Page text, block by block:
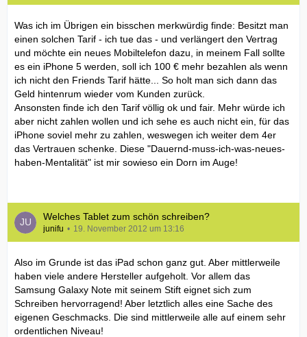
Was ich im Übrigen ein bisschen merkwürdig finde: Besitzt man
einen solchen Tarif - ich tue das - und verlängert den Vertrag
und möchte ein neues Mobiltelefon dazu, in meinem Fall sollte
es ein iPhone 5 werden, soll ich 100 € mehr bezahlen als wenn
ich nicht den Friends Tarif hätte... So holt man sich dann das
Geld hintenrum wieder vom Kunden zurück.
Ansonsten finde ich den Tarif völlig ok und fair. Mehr würde ich
aber nicht zahlen wollen und ich sehe es auch nicht ein, für das
iPhone soviel mehr zu zahlen, weswegen ich weiter dem 4er
das Vertrauen schenke. Diese "Dauernd-muss-ich-was-neues-
haben-Mentalität" ist mir sowieso ein Dorn im Auge!
Welches Tablet zum schön schreiben?
junifu 19. November 2012 um 13:16
Also im Grunde ist das iPad schon ganz gut. Aber mittlerweile
haben viele andere Hersteller aufgeholt. Vor allem das
Samsung Galaxy Note mit seinem Stift eignet sich zum
Schreiben hervorragend! Aber letztlich alles eine Sache des
eigenen Geschmacks. Die sind mittlerweile alle auf einem sehr
ordentlichen Niveau!